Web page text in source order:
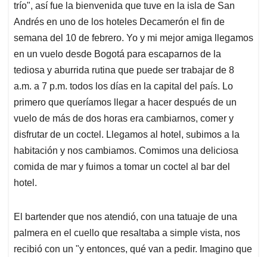
A
p
p
o
o
k
d
I
n
d
s
trío", así fue la bienvenida que tuve en la isla de San
Andrés en uno de los hoteles Decamerón el fin de
semana del 10 de febrero. Yo y mi mejor amiga llegamos
en un vuelo desde Bogotá para escaparnos de la
tediosa y aburrida rutina que puede ser trabajar de 8
a.m. a 7 p.m. todos los días en la capital del país. Lo
primero que queríamos llegar a hacer después de un
vuelo de más de dos horas era cambiarnos, comer y
disfrutar de un coctel. Llegamos al hotel, subimos a la
habitación y nos cambiamos. Comimos una deliciosa
comida de mar y fuimos a tomar un coctel al bar del
hotel.
El bartender que nos atendió, con una tatuaje de una
palmera en el cuello que resaltaba a simple vista, nos
recibió con un "y entonces, qué van a pedir. Imagino que